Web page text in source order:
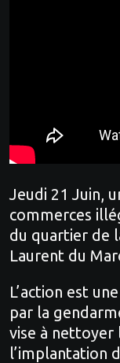
Jeudi 21 Juin,
commerces
du quartier de
Laurent du
L’action est
par la
vise à
l’implantation